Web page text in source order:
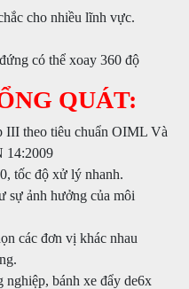
cho nhiều lĩnh vực.
có thể xoay 360 độ
QUÁT:
III theo tiêu chuẩn OIML Và
14:2009
tốc độ xử lý nhanh.
sự ảnh hưởng của môi
các đơn vị khác nhau
nghiệp, bánh xe đẩy de6x